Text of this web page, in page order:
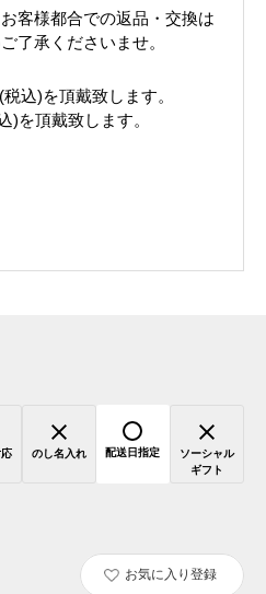
客様都合での返品・交換は
了承くださいませ。
税込)を頂戴致します。
)を頂戴致します。
のし名入れ 配送日指定
ソーシャル
ギフト
お気に入り登録